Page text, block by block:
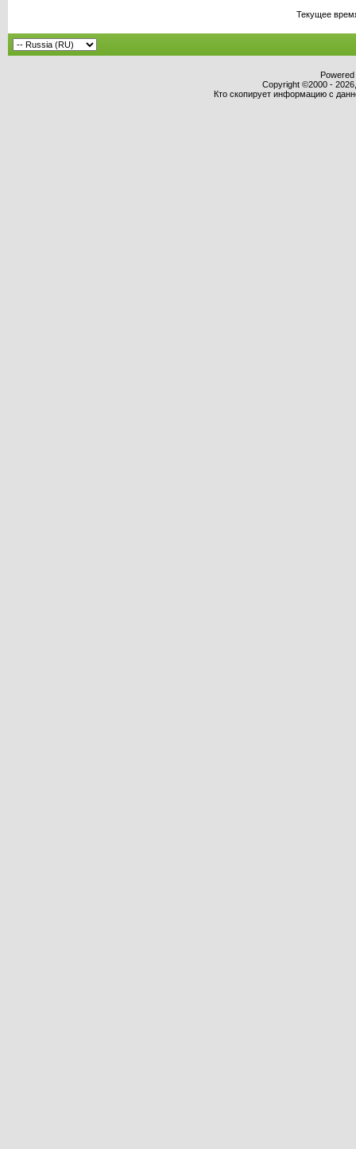
Текущее
Copyright ©2000 -
Кто скопирует информацию с